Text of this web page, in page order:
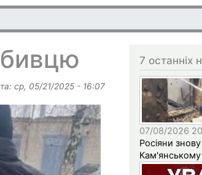
ср, 05/21/2025 - 16:07
7 останніх
07/08/2026
Росіяни
Кам'янському